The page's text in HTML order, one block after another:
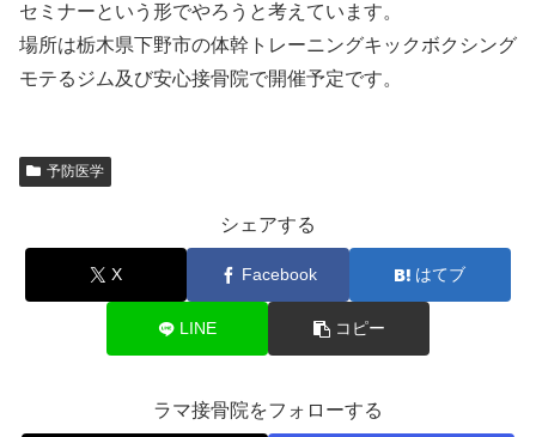
セミナーという形でやろうと考えています。
場所は栃木県下野市の体幹トレーニングキックボクシング
モテるジム及び安心接骨院で開催予定です。
予防医学
シェアする
X Facebook はてブ
LINE コピー
ラマ接骨院をフォローする